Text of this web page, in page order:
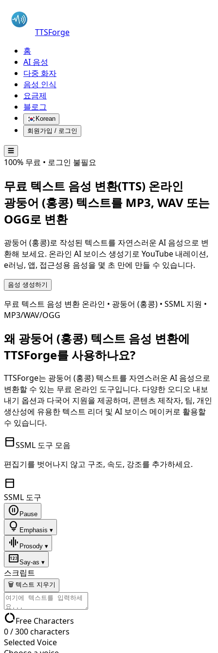
TTSForge
홈
AI 음성
다중 화자
음성 인식
요금제
블로그
Korean
회원가입 / 로그인
☰
100% 무료 • 로그인 불필요
무료 텍스트 음성 변환(TTS) 온라인
광둥어 (홍콩) 텍스트를 MP3, WAV 또는
OGG로 변환
광둥어 (홍콩)로 작성된 텍스트를 자연스러운 AI 음성으로 변
환해 보세요. 온라인 AI 보이스 생성기로 YouTube 내레이션,
e러닝, 앱, 접근성용 음성을 몇 초 만에 만들 수 있습니다.
음성 생성하기
무료 텍스트 음성 변환 온라인 • 광둥어 (홍콩) • SSML 지원 •
MP3/WAV/OGG
왜 광둥어 (홍콩) 텍스트 음성 변환에
TTSForge를 사용하나요?
TTSForge는 광둥어 (홍콩) 텍스트를 자연스러운 AI 음성으로
변환할 수 있는 무료 온라인 도구입니다. 다양한 오디오 내보
내기 옵션과 다국어 지원을 제공하며, 콘텐츠 제작자, 팀, 개인
생산성에 유용한 텍스트 리더 및 AI 보이스 메이커로 활용할
수 있습니다.
toolbarSSML 도구 모음
편집기를 벗어나지 않고 구조, 속도, 강조를 추가하세요.
toolbar
SSML 도구
pause_circle Pause
lightbulb Emphasis ▾
graphic_eq Prosody ▾
pinSay-as ▾
스크립트
🗑 텍스트 지우기
data_usageFree Characters
0/300characters
Selected Voice